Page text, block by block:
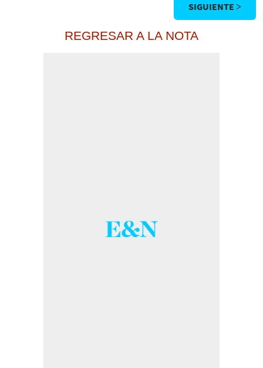
SIGUIENTE >
REGRESAR A LA NOTA